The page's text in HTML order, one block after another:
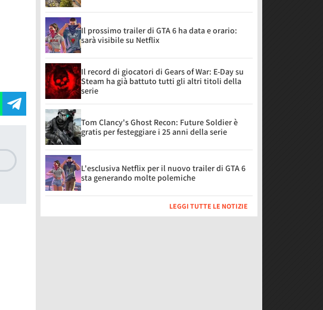
Il prossimo trailer di GTA 6 ha data e orario:
sarà visibile su Netflix
Il record di giocatori di Gears of War: E-Day su
Steam ha già battuto tutti gli altri titoli della
serie
Tom Clancy's Ghost Recon: Future Soldier è
gratis per festeggiare i 25 anni della serie
L'esclusiva Netflix per il nuovo trailer di GTA 6
sta generando molte polemiche
LEGGI TUTTE LE NOTIZIE